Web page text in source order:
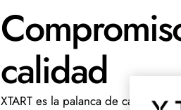
calidad
XTART es la palanca de cambio